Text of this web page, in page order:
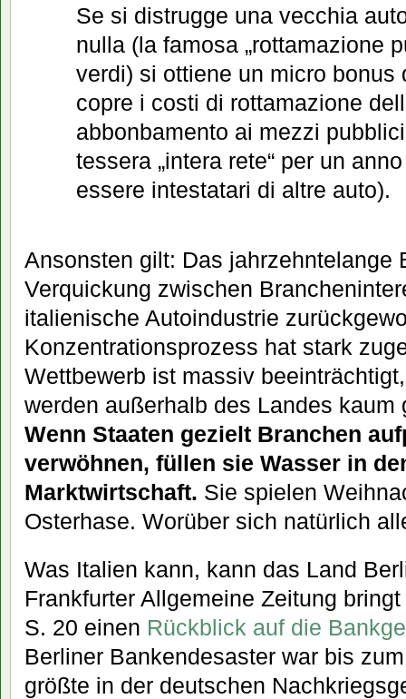
Se si distrugge una vecchia
nulla (la famosa „rottamazione
verdi) si ottiene un micro bonus
copre i costi di rottamazione
abbonbamento ai mezzi
tessera „intera rete“ per un
essere intestatari di altre auto).
Ansonsten gilt: Das jahrzehntelange
Verquickung zwischen
italienische Autoindustrie
Konzentrationsprozess hat stark
Wettbewerb ist massiv
werden außerhalb des Landes kaum
Wenn Staaten gezielt Branchen
verwöhnen, füllen sie Wasser in
Marktwirtschaft. Sie spielen
Osterhase. Worüber sich natürlich
Was Italien kann, kann das Land
Frankfurter Allgemeine Zeitung
S. 20 einen Rückblick auf die
Berliner Bankendesaster war bis
größte in der deutschen